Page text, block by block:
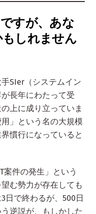
すが、あな
しれません
SIer（システムイン
長年にわたって受
上に成り立っていま
」という名の大規模
慣行になっていると
案件の発生」という
む勢力が存在しても
日で終わるが、500日
逆説が、もしかした